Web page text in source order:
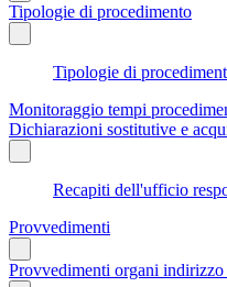
Tipologie di procedimento
Tipologie di
Monitoraggio tempi
Dichiarazioni sostitutive e
Recapiti dell'ufficio
Provvedimenti
Provvedimenti organi